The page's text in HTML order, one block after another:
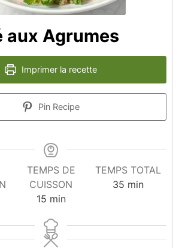
aux Agrumes
Imprimer la recette
Pin Recipe
TEMPS DE
CUISSON
15minutes
min
TEMPS TOTAL
35minutes
min